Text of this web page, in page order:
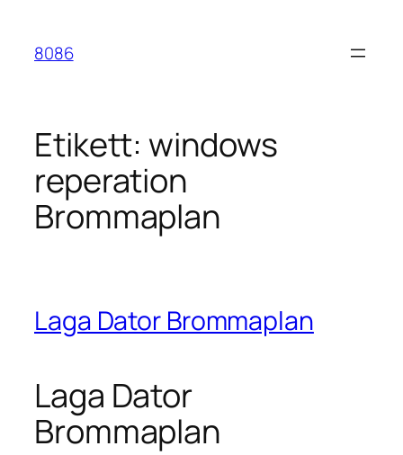
innehåll
8086
Etikett:windows
reperation
Brommaplan
Laga Dator Brommaplan
Laga Dator
Brommaplan